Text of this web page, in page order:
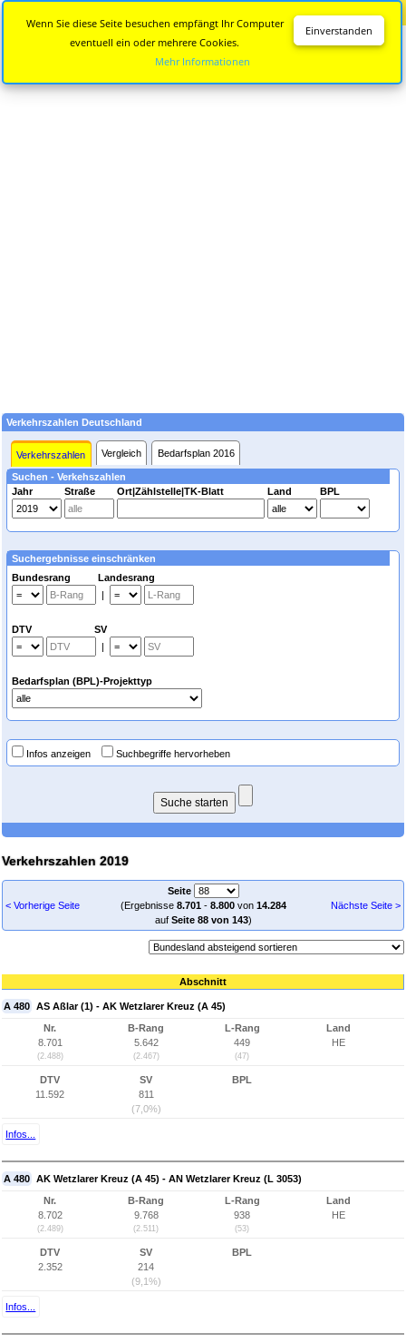
Verkehrszahlen Deutschland
Verkehrszahlen Vergleich Bedarfsplan 2016
Suchen - Verkehszahlen
Jahr
Straße Ort|Zählstelle|TK-Blatt Land BPL
Suchergebnisse einschränken
Bundesrang Landesrang
|
DTV SV
|
Bedarfsplan (BPL)-Projekttyp
Infos anzeigen Suchbegriffe hervorheben
Verkehrszahlen 2019
< Vorherige Seite
Seite
(Ergebnisse 8.701- 8.800von 14.284
auf Seite 88 von 143)
Nächste Seite >
Abschnitt
A 480 AS Aßlar (1) - AK Wetzlarer Kreuz (A 45)
Nr.
8.701
(2.488)
B-Rang
5.642
(2.467)
L-Rang
449
(47)
Land
HE
DTV
11.592
SV
811
(7,0%)
BPL
Infos...
A 480 AK Wetzlarer Kreuz (A 45) - AN Wetzlarer Kreuz (L 3053)
Nr.
8.702
(2.489)
B-Rang
9.768
(2.511)
L-Rang
938
(53)
Land
HE
DTV
2.352
SV
214
(9,1%)
BPL
Infos...
Einverstanden
Wenn Sie diese Seite besuchen empfängt Ihr Computer
eventuell ein oder mehrere Cookies.
Mehr Informationen